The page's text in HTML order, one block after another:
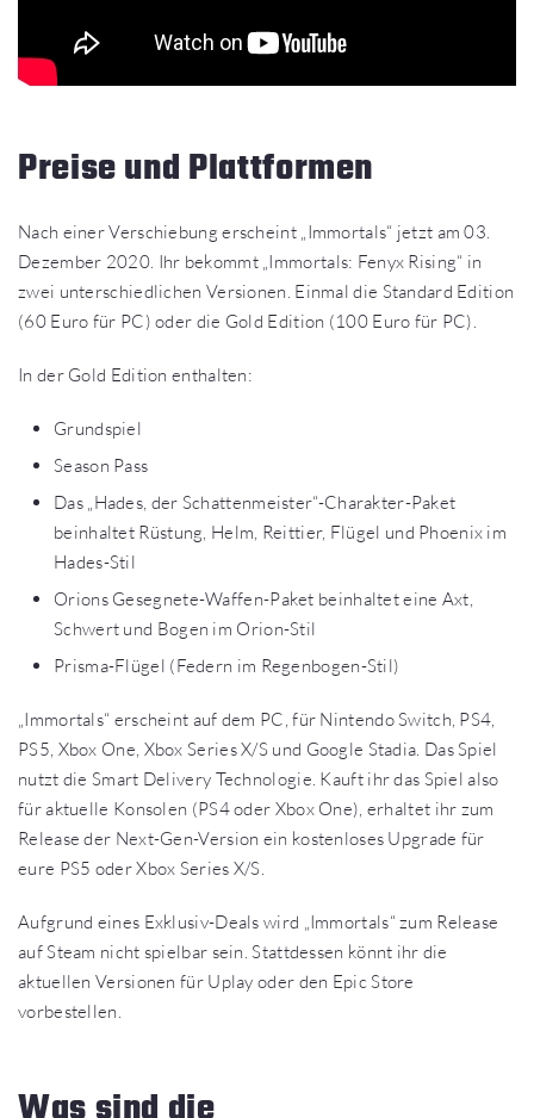
Preise und Plattformen
Nach einer Verschiebung erscheint „Immortals“ jetzt am 03.
Dezember 2020. Ihr bekommt „Immortals: Fenyx Rising“ in
zwei unterschiedlichen Versionen. Einmal die Standard Edition
(60 Euro für PC) oder die Gold Edition (100 Euro für PC).
In der Gold Edition enthalten:
Grundspiel
Season Pass
Das „Hades, der Schattenmeister“-Charakter-Paket
beinhaltet Rüstung, Helm, Reittier, Flügel und Phoenix im
Hades-Stil
Orions Gesegnete-Waffen-Paket beinhaltet eine Axt,
Schwert und Bogen im Orion-Stil
Prisma-Flügel (Federn im Regenbogen-Stil)
„Immortals“ erscheint auf dem PC, für Nintendo Switch, PS4,
PS5, Xbox One, Xbox Series X/S und Google Stadia. Das Spiel
nutzt die Smart Delivery Technologie. Kauft ihr das Spiel also
für aktuelle Konsolen (PS4 oder Xbox One), erhaltet ihr zum
Release der Next-Gen-Version ein kostenloses Upgrade für
eure PS5 oder Xbox Series X/S.
Aufgrund eines Exklusiv-Deals wird „Immortals“ zum Release
auf Steam nicht spielbar sein. Stattdessen könnt ihr die
aktuellen Versionen für Uplay oder den Epic Store
vorbestellen.